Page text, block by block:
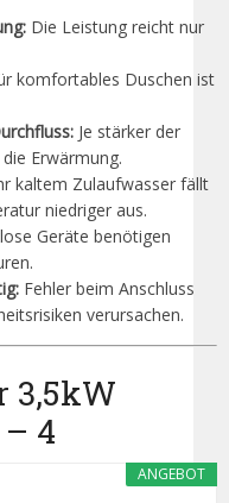
Die Leistung reicht nur
komfortables Duschen ist
Je stärker der
Erwärmung.
kaltem Zulaufwasser fällt
niedriger aus.
Geräte benötigen
Fehler beim Anschluss
verursachen.
3,5kW
4
ANGEBOT